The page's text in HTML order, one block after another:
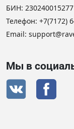
БИН: 230240015277
Телефон: +7(7172)
Email:
Мы в